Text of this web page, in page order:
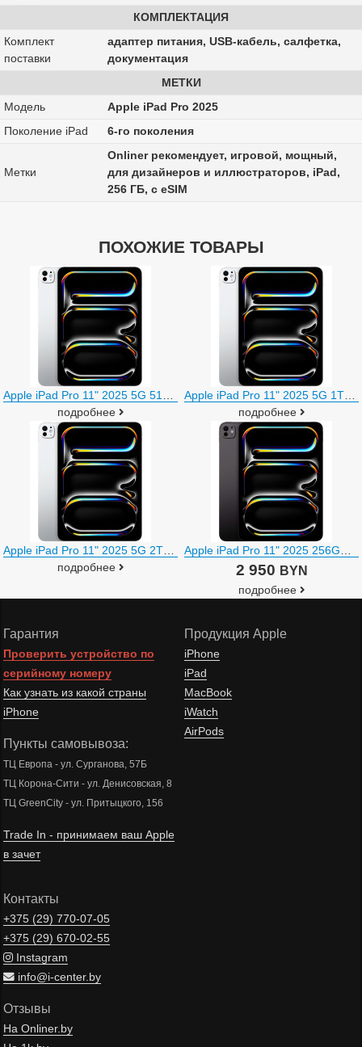
КОМПЛЕКТАЦИЯ
Комплект
поставки
адаптер питания, USB-кабель, салфетка,
документация
МЕТКИ
Модель
Apple iPad Pro 2025
Поколение iPad
6-го поколения
Метки
Onliner рекомендует, игровой, мощный,
для дизайнеров и иллюстраторов, iPad,
256 ГБ, с eSIM
ПОХОЖИЕ ТОВАРЫ
подробнее
подробнее
подробнее
2 950 BYN
подробнее
Гарантия
Проверить устройство по
серийному номеру
Как узнать из какой страны
iPhone
Пункты самовывоза:
ТЦ Европа - ул. Сурганова, 57Б
ТЦ Корона-Сити - ул. Денисовская, 8
ТЦ GreenCity - ул. Притыцкого, 156
Trade In - принимаем ваш Apple
в зачет
Продукция Apple
iPhone
iPad
MacBook
iWatch
AirPods
Контакты
+375 (29)770-07-05
+375 (29)670-02-55
Instagram
info@i-center.by
Отзывы
На Onliner.by